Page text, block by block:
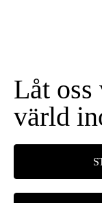
Låt oss
värld